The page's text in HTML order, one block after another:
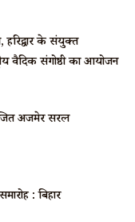
हरिद्वार के संयुक्त
वैदिक संगोष्ठी का आयोजन
अजमेर सरल
: बिहार